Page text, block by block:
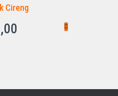
Cireng